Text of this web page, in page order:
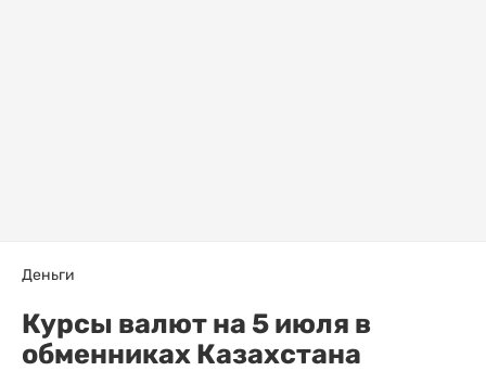
Деньги
Курсы валют на 5 июля в
обменниках Казахстана